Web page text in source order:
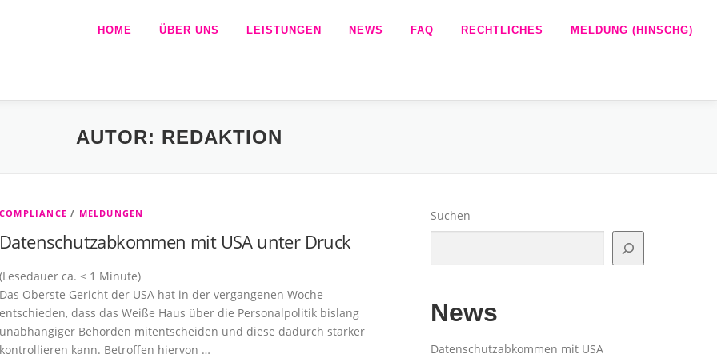
HOME ÜBER UNS LEISTUNGEN NEWS FAQ RECHTLICHES MELDUNG (HINSCHG)
AUTOR: REDAKTION
COMPLIANCE / MELDUNGEN
Datenschutzabkommen mit USA unter Druck
(Lesedauer ca. < 1 Minute)
Das Oberste Gericht der USA hat in der vergangenen Woche
entschieden, dass das Weiße Haus über die Personalpolitik bislang
unabhängiger Behörden mitentscheiden und diese dadurch stärker
kontrollieren kann. Betroffen hiervon …
Suchen
News
Datenschutzabkommen mit USA